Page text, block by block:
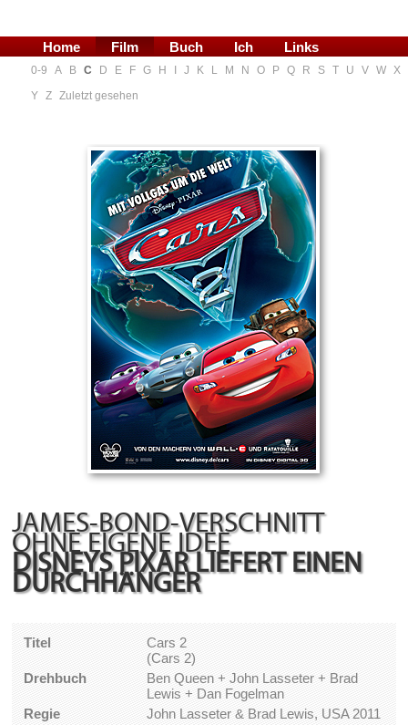
Home Film Buch Ich Links
0-9 A B C D E F G H J K L M N O P Q R S T U V W X
Y Z Zuletzt gesehen
JAMES-BOND-VERSCHNITT
OHNE EIGENE IDEE
DISNEYS PIXAR LIEFERT EINEN
DURCHHÄNGER
Titel
Cars 2
(Cars 2)
Drehbuch
Ben Queen + John Lasseter + Brad
Lewis + Dan Fogelman
Regie
John Lasseter & Brad Lewis, USA 2011